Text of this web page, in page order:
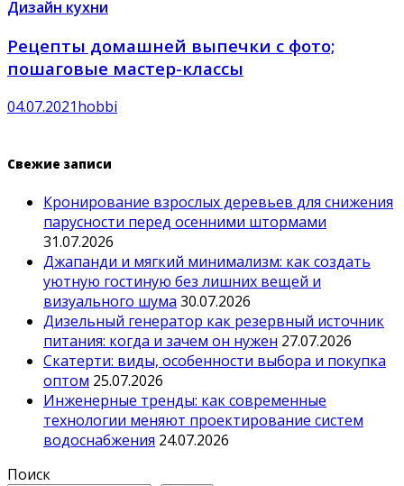
Дизайн кухни
Рецепты домашней выпечки с фото;
пошаговые мастер-классы
04.07.2021hobbi
Свежие записи
Кронирование взрослых деревьев для снижения
парусности перед осенними штормами
31.07.2026
Джапанди и мягкий минимализм: как создать
уютную гостиную без лишних вещей и
визуального шума 30.07.2026
Дизельный генератор как резервный источник
питания: когда и зачем он нужен 27.07.2026
Скатерти: виды, особенности выбора и покупка
оптом 25.07.2026
Инженерные тренды: как современные
технологии меняют проектирование систем
водоснабжения 24.07.2026
Поиск